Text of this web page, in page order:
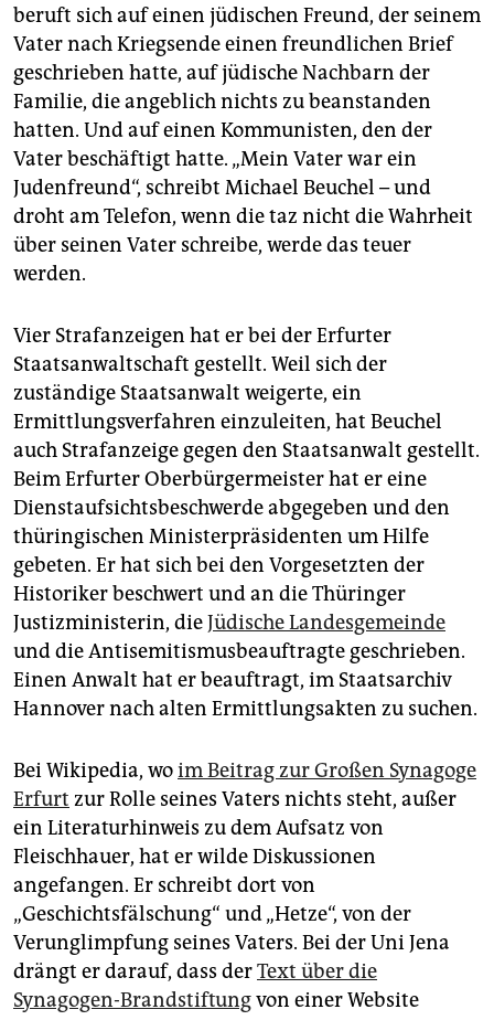
beruft sich auf einen jüdischen Freund, der seinem
Vater nach Kriegsende einen freundlichen Brief
geschrieben hatte, auf jüdische Nachbarn der
Familie, die angeblich nichts zu beanstanden
hatten. Und auf einen Kommunisten, den der
Vater beschäftigt hatte. „Mein Vater war ein
Judenfreund“, schreibt Michael Beuchel – und
droht am Telefon, wenn die taz nicht die Wahrheit
über seinen Vater schreibe, werde das teuer
werden.
Vier Strafanzeigen hat er bei der Erfurter
Staatsanwaltschaft gestellt. Weil sich der
zuständige Staatsanwalt weigerte, ein
Ermittlungsverfahren einzuleiten, hat Beuchel
auch Strafanzeige gegen den Staatsanwalt gestellt.
Beim Erfurter Oberbürgermeister hat er eine
Dienstaufsichtsbeschwerde abgegeben und den
thüringischen Ministerpräsidenten um Hilfe
gebeten. Er hat sich bei den Vorgesetzten der
Historiker beschwert und an die Thüringer
Justizministerin, dieJüdische Landesgemeinde
und die Antisemitismusbeauftragte geschrieben.
Einen Anwalt hat er beauftragt, im Staatsarchiv
Hannover nach alten Ermittlungsakten zu suchen.
Bei Wikipedia, woim Beitrag zur Großen Synagoge
Erfurt zur Rolle seines Vaters nichts steht, außer
ein Literaturhinweis zu dem Aufsatz von
Fleischhauer, hat er wilde Diskussionen
angefangen. Er schreibt dort von
„Geschichtsfälschung“ und „Hetze“, von der
Verunglimpfung seines Vaters. Bei der Uni Jena
drängt er darauf, dass derText über die
Synagogen-Brandstiftungvon einer Website